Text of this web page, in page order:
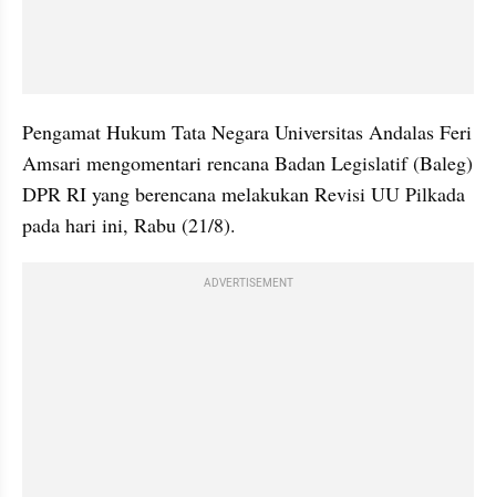
Pengamat Hukum Tata Negara Universitas Andalas Feri
Amsari mengomentari rencana Badan Legislatif (Baleg)
DPR RI yang berencana melakukan Revisi UU Pilkada
pada hari ini, Rabu (21/8).
ADVERTISEMENT